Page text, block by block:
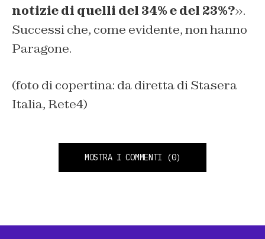
notizie di quelli del 34% e del 23%?».
Successi che, come evidente, non hanno
Paragone.
(foto di copertina: da diretta di Stasera
Italia, Rete4)
MOSTRA I COMMENTI (0)